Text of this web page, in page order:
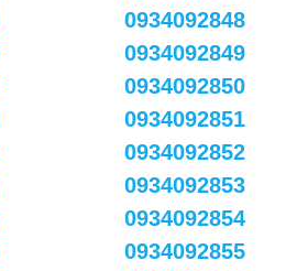
0934092848
0934092849
0934092850
0934092851
0934092852
0934092853
0934092854
0934092855